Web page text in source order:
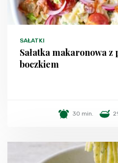
SAŁATKI
Sałatka makaronowa
boczkiem
30 min.